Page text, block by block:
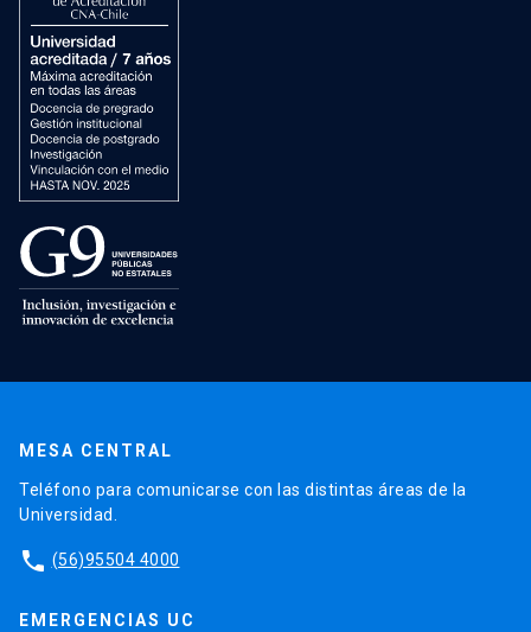
MESA CENTRAL
Teléfono para comunicarse con las distintas áreas de la
Universidad.
phone (56)95504 4000
EMERGENCIAS UC